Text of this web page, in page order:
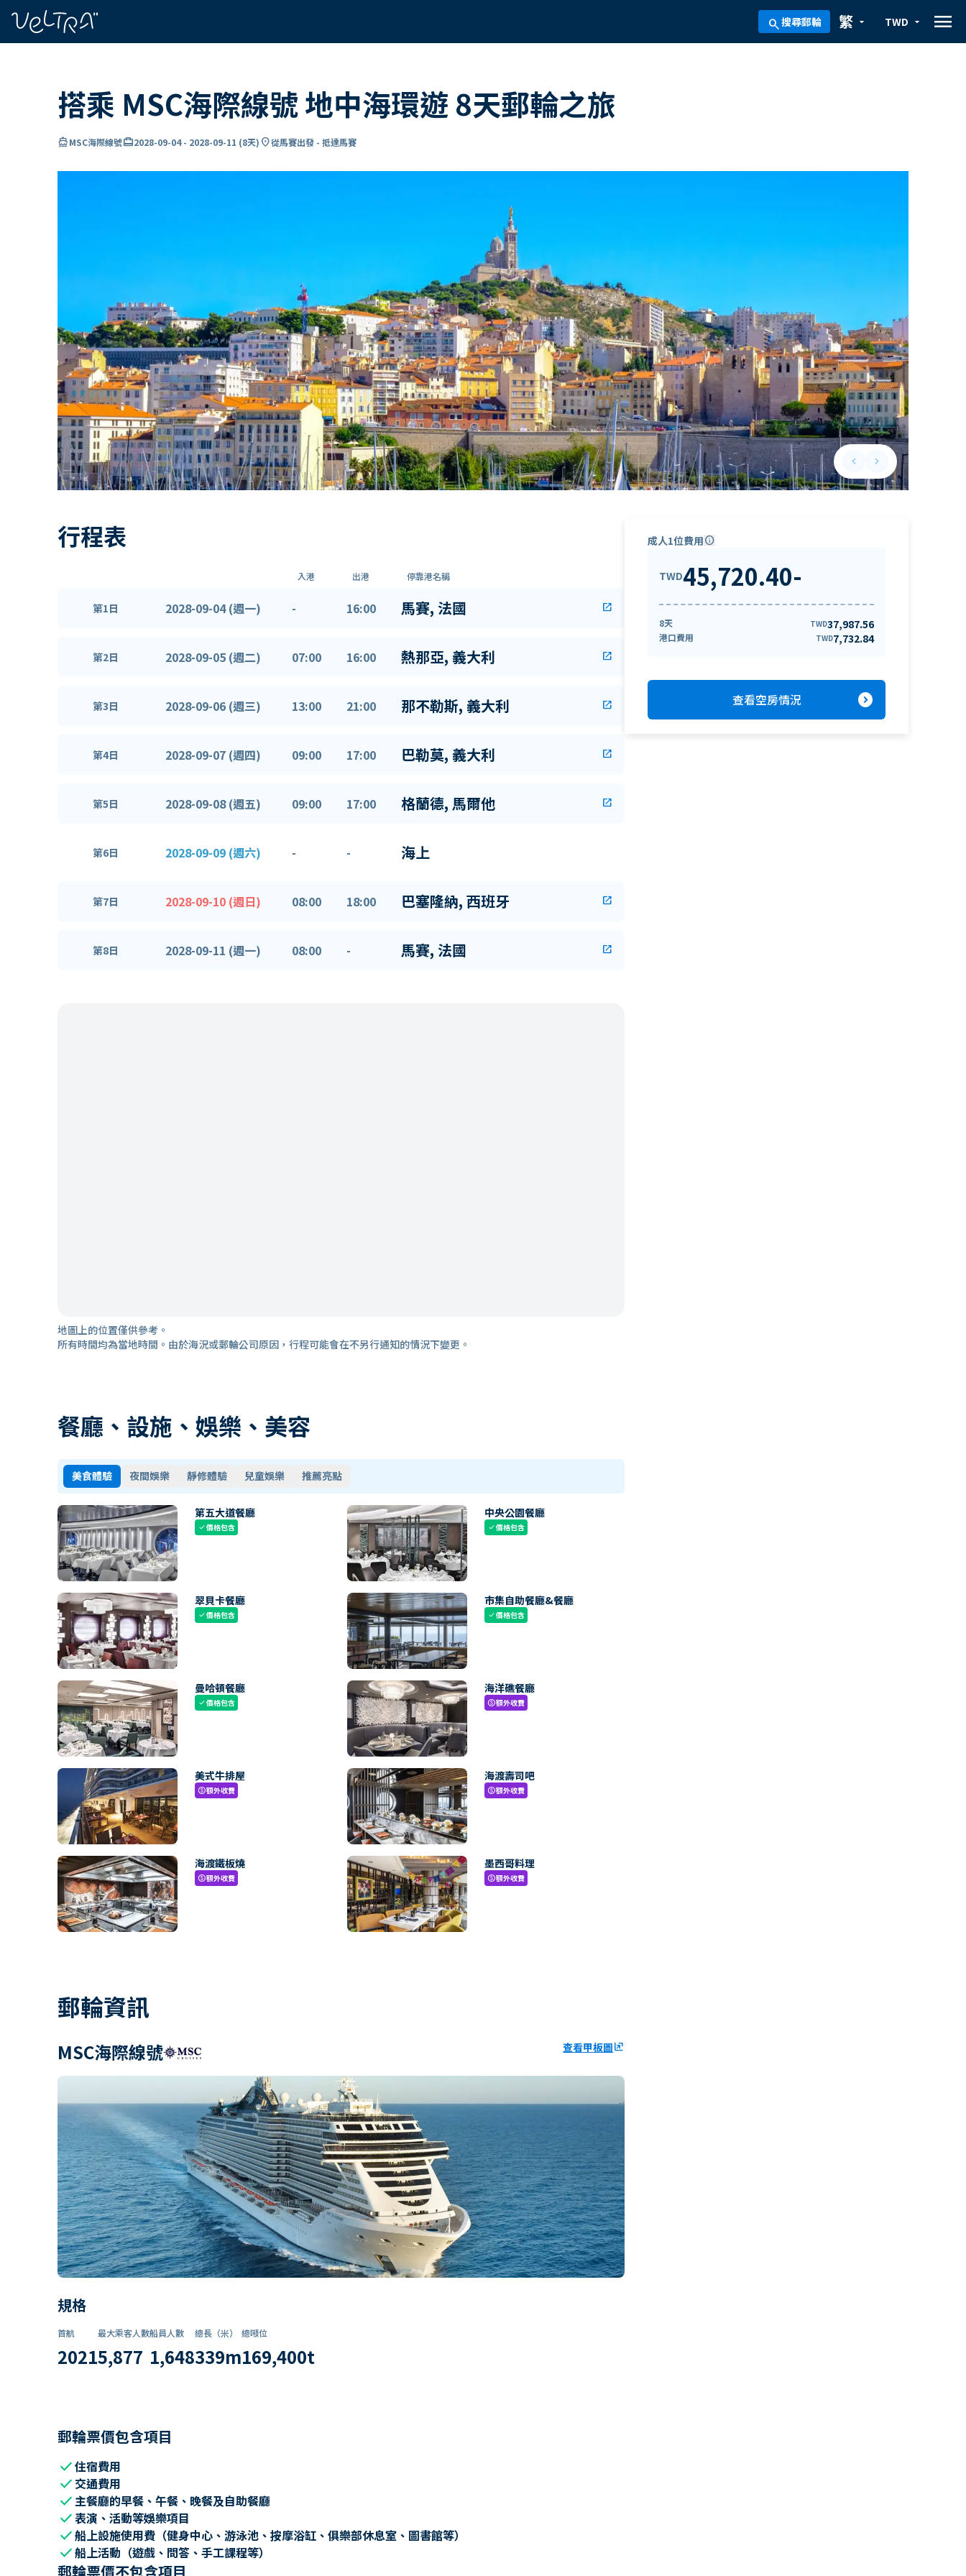
search搜尋郵輪 arrow_drop_down
繁 arrow_drop_down
TWD menu
搭乘 MSC海際線號 地中海環遊 8天郵輪之旅
directions_boatMSC海際線號card_travel2028-09-04- 2028-09-11 (8天) location_on從馬賽出發 - 抵達馬賽
keyboard_arrow_leftPrevious slide
keyboard_arrow_rightNext slide
行程表
入港 出港 停靠港名稱
第1日 2028-09-04 (週一) - 16:00 馬賽, 法國 open_in_new
第2日 2028-09-05 (週二) 07:00 16:00 熱那亞, 義大利 open_in_new
第3日 2028-09-06 (週三) 13:00 21:00 那不勒斯, 義大利 open_in_new
第4日 2028-09-07 (週四) 09:00 17:00 巴勒莫, 義大利 open_in_new
第5日 2028-09-08 (週五) 09:00 17:00 格蘭德, 馬爾他 open_in_new
第6日 2028-09-09 (週六) - - 海上
第7日 2028-09-10 (週日) 08:00 18:00 巴塞隆納, 西班牙 open_in_new
第8日 2028-09-11 (週一) 08:00 - 馬賽, 法國 open_in_new
地圖上的位置僅供參考。
所有時間均為當地時間。由於海況或郵輪公司原因，行程可能會在不另行通知的情況下變更。
餐廳、設施、娛樂、美容
美食體驗 夜間娛樂 靜修體驗 兒童娛樂 推薦亮點
第五大道餐廳
check價格包含
中央公園餐廳
check價格包含
翠貝卡餐廳
check價格包含
市集自助餐廳&餐廳
check價格包含
曼哈頓餐廳
check價格包含
海洋礁餐廳
paid額外收費
美式牛排屋
paid額外收費
海渡壽司吧
paid額外收費
海渡鐵板燒
paid額外收費
墨西哥料理
paid額外收費
郵輪資訊
MSC海際線號 查看甲板圖ungroup
規格
首航
2021
最大乘客人數
5,877
船員人數
1,648
總長（米）
339m
總噸位
169,400t
郵輪票價包含項目
check住宿費用
check 交通費用
check主餐廳的早餐、午餐、晚餐及自助餐廳
check表演、活動等娛樂項目
check船上設施使用費（健身中心、游泳池、按摩浴缸、俱樂部休息室、圖書館等）
check船上活動（遊戲、問答、手工課程等）
郵輪票價不包含項目
成人1位費用info
TWD45,720.40-
8天 TWD37,987.56
港口費用 TWD7,732.84
查看空房情況 expand_circle_right